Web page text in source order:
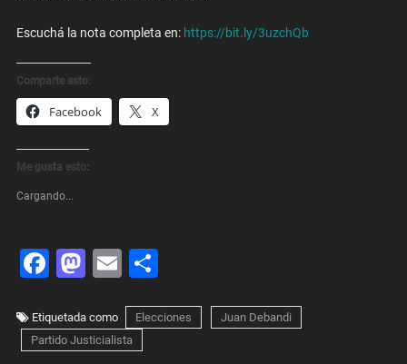
Escuchá la nota completa en: https://bit.ly/3uzchQb
Comparte esto:
Facebook X
Me gusta esto:
Cargando...
Facebook
Mastodon
EmailShare
Etiquetada como Elecciones
Juan Debandi
Partido Justicialista